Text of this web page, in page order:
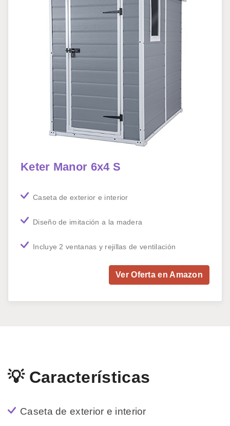
Keter Manor 6x4 S
Caseta de exterior e interior
Diseño de imitación a la madera
Incluye 2 ventanas y rejillas de ventilación
Ver Oferta en Amazon
💡 Características
Caseta de exterior e interior